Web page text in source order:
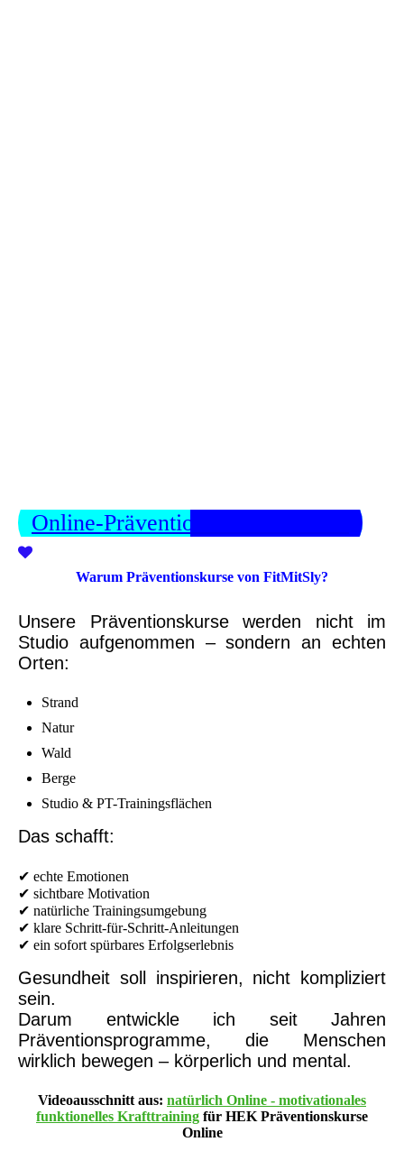
Online-Präventionskurse ansehen
Warum Präventionskurse von FitMitSly?
Unsere Präventionskurse werden nicht im
Studio aufgenommen – sondern an echten
Orten:
Strand
Natur
Wald
Berge
Studio & PT-Trainingsflächen
Das schafft:
✔ echte Emotionen
✔ sichtbare Motivation
✔ natürliche Trainingsumgebung
✔ klare Schritt-für-Schritt-Anleitungen
✔ ein sofort spürbares Erfolgserlebnis
Gesundheit soll inspirieren, nicht kompliziert
sein.
Darum entwickle ich seit Jahren
Präventionsprogramme, die Menschen
wirklich bewegen – körperlich und mental.
Videoausschnitt aus: natürlich Online - motivationales
funktionelles Krafttraining für HEK Präventionskurse
Online